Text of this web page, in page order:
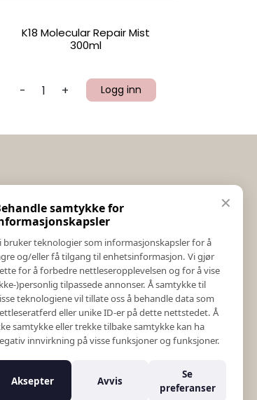
K18 Molecular Repair Mist
300ml
- + Logg inn
Salgs & Leveringsbetingelser
reklamasjon eller retur
Kontakt Oss
Bildebank
Følg Oss
Prislister
Etiske Retningslinjer
Åpenhetsloven
Varsling om kritikkverdige forhold
✕
samtykke for
bruker teknologier som informasjonskapsler for å
og/eller få tilgang til enhetsinformasjon. Vi gjør
for å forbedre nettleseropplevelsen og for å vise
)personlig tilpassede annonser. Å samtykke til
teknologiene vil tillate oss å behandle data som
eller unike ID-er på dette nettstedet. Å
samtykke eller trekke tilbake samtykke kan ha
innvirkning på visse funksjoner og funksjoner.
Aksepter Avvis
Se
preferanser